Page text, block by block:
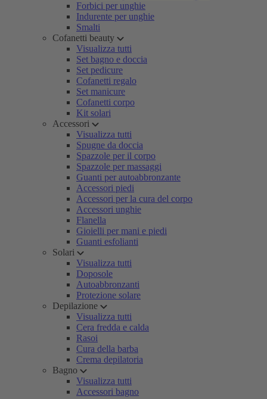
Forbici per unghie
Indurente per unghie
Smalti
Cofanetti beauty
Visualizza tutti
Set bagno e doccia
Set pedicure
Cofanetti regalo
Set manicure
Cofanetti corpo
Kit solari
Accessori
Visualizza tutti
Spugne da doccia
Spazzole per il corpo
Spazzole per massaggi
Guanti per autoabbronzante
Accessori piedi
Accessori per la cura del corpo
Accessori unghie
Flanella
Gioielli per mani e piedi
Guanti esfolianti
Solari
Visualizza tutti
Doposole
Autoabbronzanti
Protezione solare
Depilazione
Visualizza tutti
Cera fredda e calda
Rasoi
Cura della barba
Crema depilatoria
Bagno
Visualizza tutti
Accessori bagno